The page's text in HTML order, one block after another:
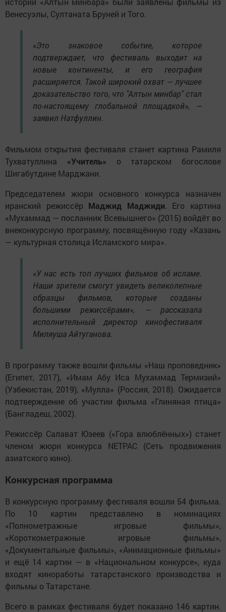
Венесуэлы, Султаната Бруней и Того.
«Это знаковое событие, которое
подтверждает, что фестиваль выходит на
новые континенты, и его география
расширяется. Такой широкий охват — лучшее
доказательство того, что "Алтын минбар" стал
по-настоящему глобальной площадкой», —
заявил Натфуллин.
Фильмом открытия фестиваля станет картина Рамиля
Тухватуллина «Учитель» о татарском богослове
Шигабутдине Марджани.
Председателем жюри основного конкурса назначен
иранский режиссёр Маджид Маджиди. Его картина
«Мухаммад — посланник Всевышнего» (2015) войдёт во
внеконкурсную программу, посвящённую году «Казань
— культурная столица Исламского мира».
«У нас есть топ лучших фильмов об исламе.
Наши зрители смогут увидеть великолепные
образцы фильмов, которые созданы
большими режиссёрами», — рассказала
исполнительный директор кинофестиваля
Миляуша Айтуганова.
В программу также вошли фильмы «Наш проповедник»
(Египет, 2017), «Имам Абу Иса Мухаммад Термизий»
(Узбекистан, 2019), «Мулла» (Россия, 2018). Ожидается
подтверждение об участии фильма «Глиняная птица»
(Бангладеш, 2002).
Режиссёр Салават Юзеев («Гора влюблённых») станет
членом жюри конкурса NETPAC (Сеть продвижения
азиатского кино).
Конкурсная программа
В конкурсную программу фестиваля вошли 54 фильма.
По 10 картин представлено в номинациях
«Полнометражные игровые фильмы»,
«Короткометражные игровые фильмы»,
«Документальные фильмы», «Анимационные фильмы»
и ещё 14 картин — в «Национальном конкурсе», куда
входят киноработы татарстанского производства и
фильмы о Татарстане.
Всего в рамках фестиваля будет показано 146 картин.